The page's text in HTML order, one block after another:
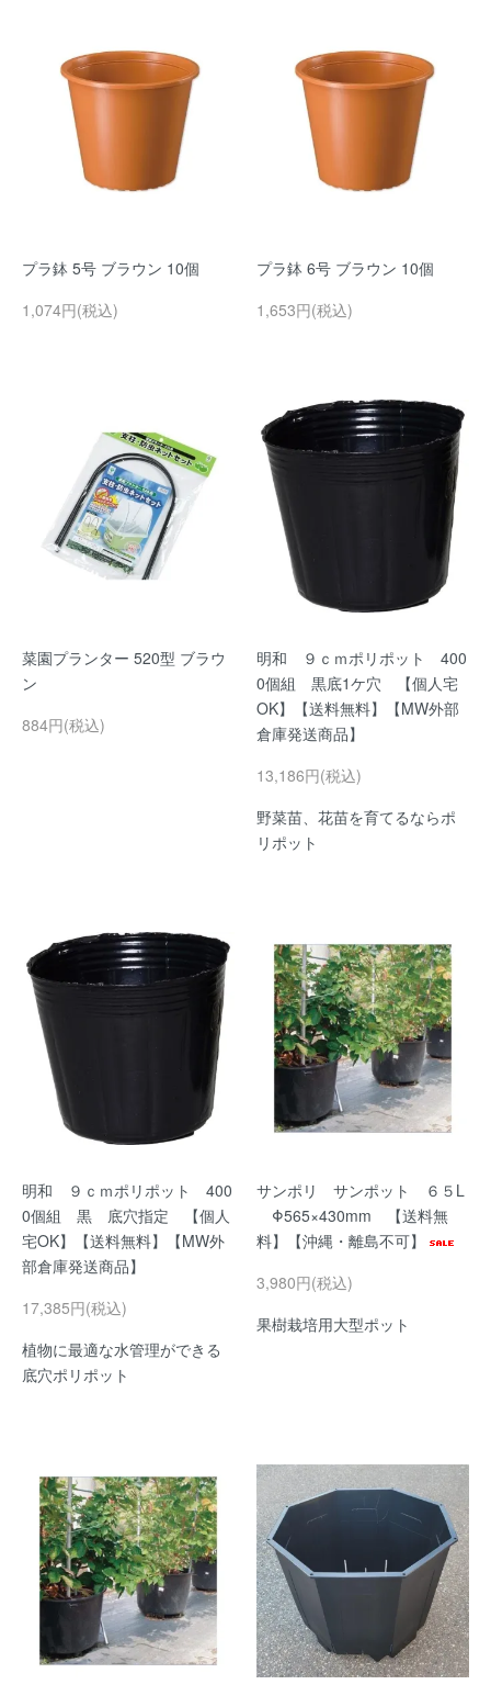
プラ鉢 5号 ブラウン 10個
1,074円(税込)
プラ鉢 6号 ブラウン 10個
1,653円(税込)
菜園プランター 520型 ブラウ
ン
884円(税込)
明和 ９ｃｍポリポット 400
0個組 黒底1ケ穴 【個人宅
OK】【送料無料】【MW外部
倉庫発送商品】
13,186円(税込)
野菜苗、花苗を育てるならポ
リポット
明和 ９ｃｍポリポット 400
0個組 黒 底穴指定 【個人
宅OK】【送料無料】【MW外
部倉庫発送商品】
17,385円(税込)
植物に最適な水管理ができる
底穴ポリポット
サンポリ サンポット ６５L
Φ565×430mm 【送料無
料】【沖縄・離島不可】
3,980円(税込)
果樹栽培用大型ポット